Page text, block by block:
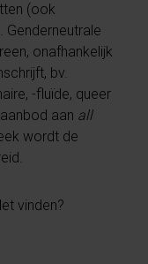
(ook
onafhankelijk
bv.
-fluïde, queer
aan all
wordt de
vinden?